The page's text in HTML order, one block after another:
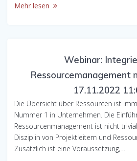
Mehr lesen
Webinar:
Ressourcemanagement
17.11.2022
Die Übersicht über Ressourcen ist
Nummer 1 in Unternehmen. Die
Ressourcenmanagement ist nicht
Disziplin von Projektleitern und
Zusätzlich ist eine Voraussetzung,…